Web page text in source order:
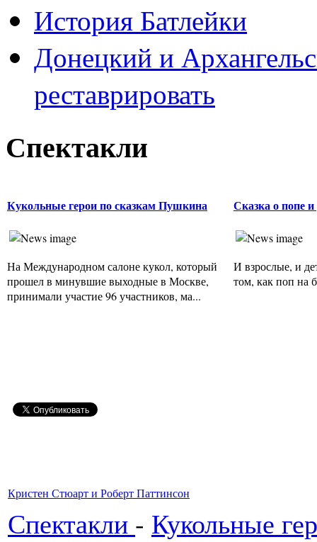
История Батлейки
Донецкий и
реставрировать
Спектакли
Кукольные герои по сказкам Пушкина
На Международном салоне кукол, который
прошел в минувшие выходные в Москве,
принимали участие 96 участников, ма...
Сказка о попе
И взрослые, и
том, как поп на
Кристен Стюарт и Роберт Паттинсон
Спектакли - Кукольные